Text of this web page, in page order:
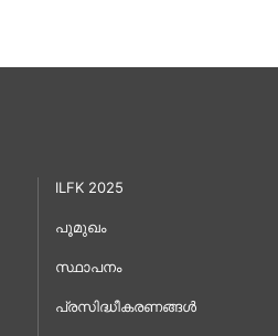
ILFK 2025
പൂമുഖം
സ്ഥാപനം
പ്രസിദ്ധീകരണങ്ങൾ